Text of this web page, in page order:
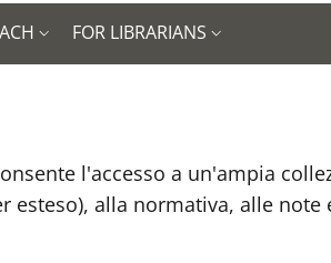
FOR LIBRARIANS
l'accesso a un'ampia
esteso), alla normativa, alle